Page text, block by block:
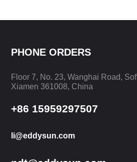
PHONE ORDERS
Floor 7, No. 23, Wanghai Road,
Xiamen 361008, China
+86 15959297507
li@eddysun.com